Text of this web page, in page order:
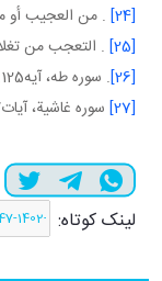
[24]
. من العجيب أو
[25]
. التعجب من
[26]
. سوره طه، آيه125.
[27]
سوره غاشية، آيات١٧ ـ ٢٠.
لینک کوتاه: